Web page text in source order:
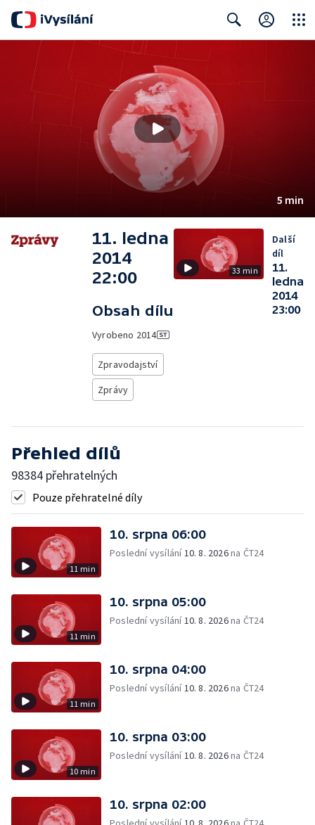
5 min
11. ledna
2014
22:00
Obsah dílu
Vyrobeno 2014
Zpravodajství
Zprávy
33 min
Další
díl
11.
ledna
2014
23:00
Přehled dílů
98384 přehratelných
Pouze přehratelné díly
11 min
10. srpna 06:00
Poslední vysílání10. 8. 2026na ČT24
11 min
10. srpna 05:00
Poslední vysílání10. 8. 2026na ČT24
11 min
10. srpna 04:00
Poslední vysílání10. 8. 2026na ČT24
10 min
10. srpna 03:00
Poslední vysílání10. 8. 2026na ČT24
10. srpna 02:00